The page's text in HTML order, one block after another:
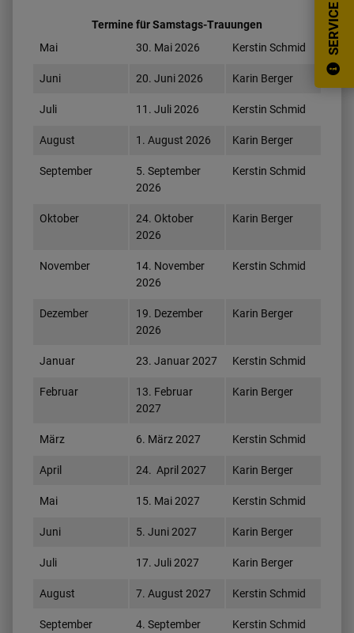
SERVICE
Termine für Samstags-Trauungen
Mai
30. Mai 2026 Kerstin Schmid
Juni 20. Juni 2026 Karin Berger
Juli 11. Juli 2026 Kerstin Schmid
August 1. August 2026 Karin Berger
September
5. September
2026
Kerstin Schmid
Oktober
24. Oktober
2026
Karin Berger
November
14. November
2026
Kerstin Schmid
Dezember
19. Dezember
2026
Karin Berger
Januar 23. Januar 2027 Kerstin Schmid
Februar
13. Februar
2027
Karin Berger
März 6. März 2027 Kerstin Schmid
April 24. April 2027 Karin Berger
Mai 15. Mai 2027 Kerstin Schmid
Juni 5. Juni 2027 Karin Berger
Juli 17. Juli 2027 Karin Berger
August 7. August 2027 Kerstin Schmid
September
4. September
Kerstin Schmid